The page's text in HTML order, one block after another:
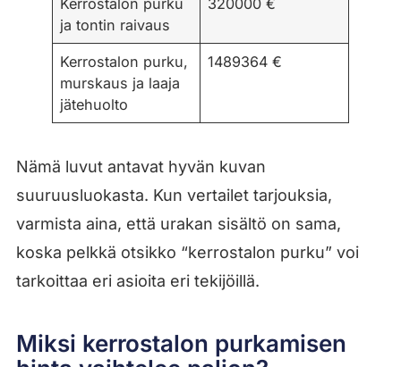
Kerrostalon purku
ja tontin raivaus
320000 €
Kerrostalon purku,
murskaus ja laaja
jätehuolto
1489364 €
Nämä luvut antavat hyvän kuvan
suuruusluokasta. Kun vertailet tarjouksia,
varmista aina, että urakan sisältö on sama,
koska pelkkä otsikko “kerrostalon purku” voi
tarkoittaa eri asioita eri tekijöillä.
Miksi kerrostalon purkamisen